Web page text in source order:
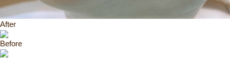
After
Before